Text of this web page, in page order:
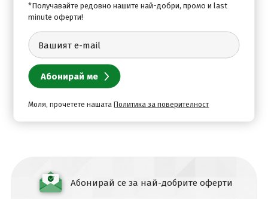
В хотела:
Pets Allowed
Wi-Fi Internet Access
Абонирай се за най-добрите оферти
*Получавайте редовно нашите най-добри, промо и last
minute оферти!
Моля, прочетете нашатаПолитика за поверителност